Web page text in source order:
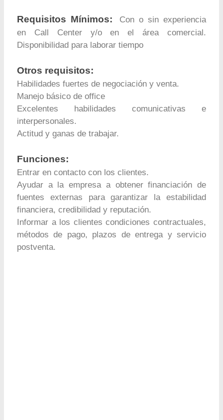
Requisitos Mínimos:
Con o sin experiencia
en Call Center y/o en el área comercial.
Disponibilidad para laborar tiempo
Otros requisitos:
Habilidades fuertes de negociación y venta.
Manejo básico de office
Excelentes habilidades comunicativas e
interpersonales.
Actitud y ganas de trabajar.
Funciones:
Entrar en contacto con los clientes.
Ayudar a la empresa a obtener financiación de
fuentes externas para garantizar la estabilidad
financiera, credibilidad y reputación.
Informar a los clientes condiciones contractuales,
métodos de pago, plazos de entrega y servicio
postventa.